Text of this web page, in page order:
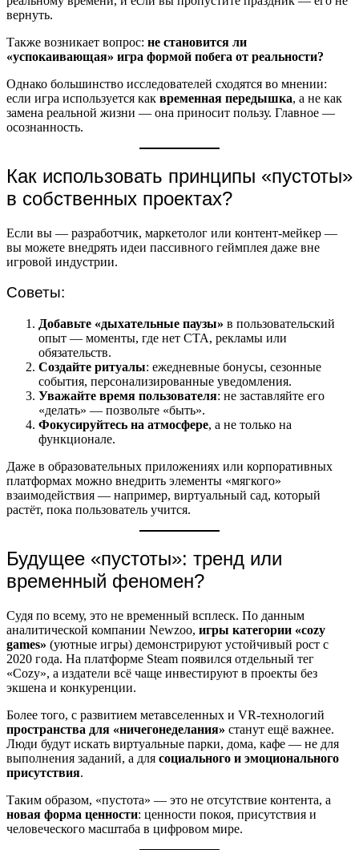
вернуть.
Также возникает вопрос: не становится ли
«успокаивающая» игра формой побега от реальности?
Однако большинство исследователей сходятся во мнении:
если игра используется как временная передышка, а не как
замена реальной жизни — она приносит пользу. Главное —
осознанность.
Как использовать принципы «пустоты»
в собственных проектах?
Если вы — разработчик, маркетолог или контент-мейкер —
вы можете внедрять идеи пассивного геймплея даже вне
игровой индустрии.
Советы:
Добавьте «дыхательные паузы» в пользовательский
опыт — моменты, где нет CTA, рекламы или
обязательств.
Создайте ритуалы: ежедневные бонусы, сезонные
события, персонализированные уведомления.
Уважайте время пользователя: не заставляйте его
«делать» — позвольте «быть».
Фокусируйтесь на атмосфере, а не только на
функционале.
Даже в образовательных приложениях или корпоративных
платформах можно внедрить элементы «мягкого»
взаимодействия — например, виртуальный сад, который
растёт, пока пользователь учится.
Будущее «пустоты»: тренд или
временный феномен?
Судя по всему, это не временный всплеск. По данным
аналитической компании Newzoo, игры категории «cozy
games» (уютные игры) демонстрируют устойчивый рост с
2020 года. На платформе Steam появился отдельный тег
«Cozy», а издатели всё чаще инвестируют в проекты без
экшена и конкуренции.
Более того, с развитием метавселенных и VR-технологий
пространства для «ничегонеделания» станут ещё важнее.
Люди будут искать виртуальные парки, дома, кафе — не для
выполнения заданий, а для социального и эмоционального
присутствия.
Таким образом, «пустота» — это не отсутствие контента, а
новая форма ценности: ценности покоя, присутствия и
человеческого масштаба в цифровом мире.